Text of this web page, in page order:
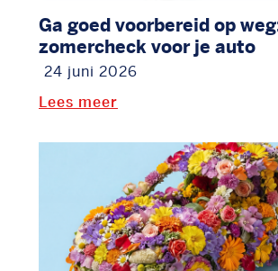
Ga goed voorbereid op
zomercheck voor je auto
24 juni 2026
Lees meer